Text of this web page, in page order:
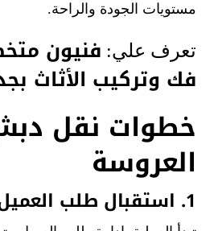
مستويات الجودة والراحة.
تعرف علي: فنيون
فك وتركيب الأثاث
خطوات نقل
العروسة
1. استقبال طلب العميل